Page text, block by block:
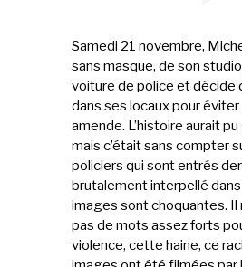
Samedi 21 novembre,
sans masque, de son
voiture de police et décide
dans ses locaux pour
amende. L’histoire aurait pu
mais c’était sans compter
policiers qui sont entrés
brutalement interpellé dans
images sont choquantes. Il
pas de mots assez forts
violence, cette haine, ce